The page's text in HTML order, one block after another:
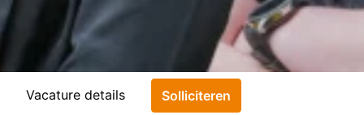
Vacature details Solliciteren